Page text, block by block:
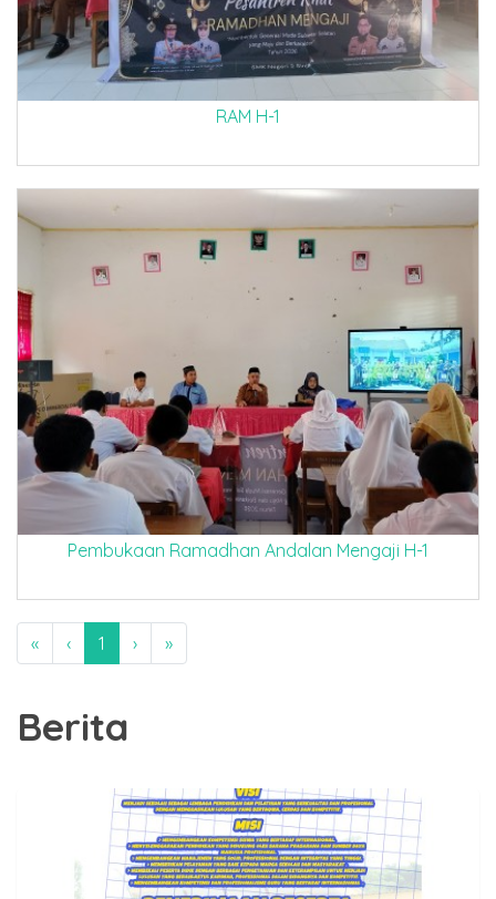
RAM H-1
Pembukaan Ramadhan Andalan Mengaji H-1
« ‹ 1 › »
Berita